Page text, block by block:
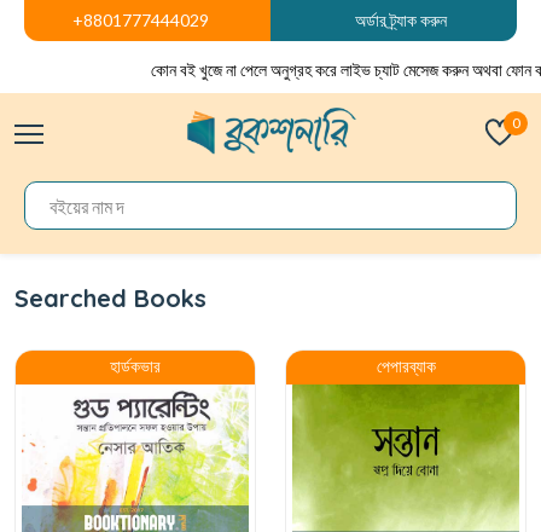
+8801777444029 অর্ডার ট্র্যাক করুন
কোন বই খুজে না পেলে অনুগ্রহ করে লাইভ চ্যাট মেসেজ করুন অথবা ফোন
0
Searched Books
হার্ডকভার পেপারব্যাক